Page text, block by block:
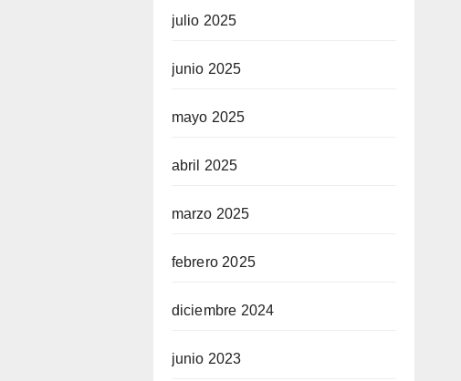
julio 2025
junio 2025
mayo 2025
abril 2025
marzo 2025
febrero 2025
diciembre 2024
junio 2023